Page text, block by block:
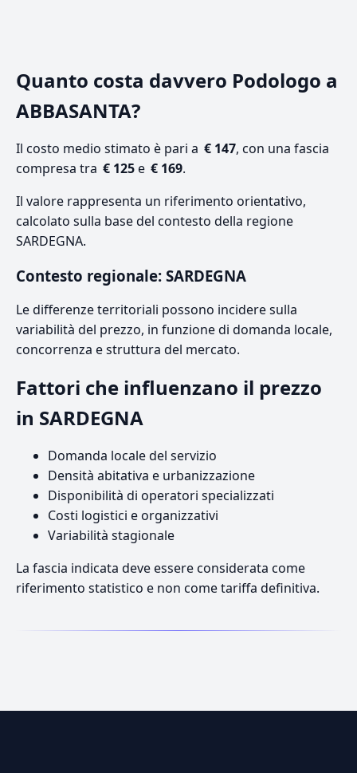
Quanto costa davvero Podologo a
ABBASANTA?
Il costo medio stimato è pari a € 147, con una fascia
compresa tra € 125e € 169.
Il valore rappresenta un riferimento orientativo,
calcolato sulla base del contesto della regione
SARDEGNA.
Contesto regionale: SARDEGNA
Le differenze territoriali possono incidere sulla
variabilità del prezzo, in funzione di domanda locale,
concorrenza e struttura del mercato.
Fattori che influenzano il prezzo
in SARDEGNA
Domanda locale del servizio
Densità abitativa e urbanizzazione
Disponibilità di operatori specializzati
Costi logistici e organizzativi
Variabilità stagionale
La fascia indicata deve essere considerata come
riferimento statistico e non come tariffa definitiva.